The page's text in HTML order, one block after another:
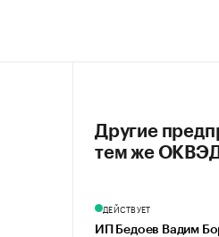
Другие
тем же
ДЕЙСТВУЕТ
ИП Бедоев Вадим